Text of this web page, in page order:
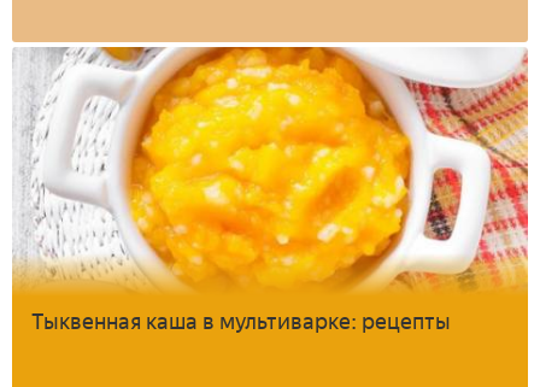
Тыквенная каша в мультиварке: рецепты